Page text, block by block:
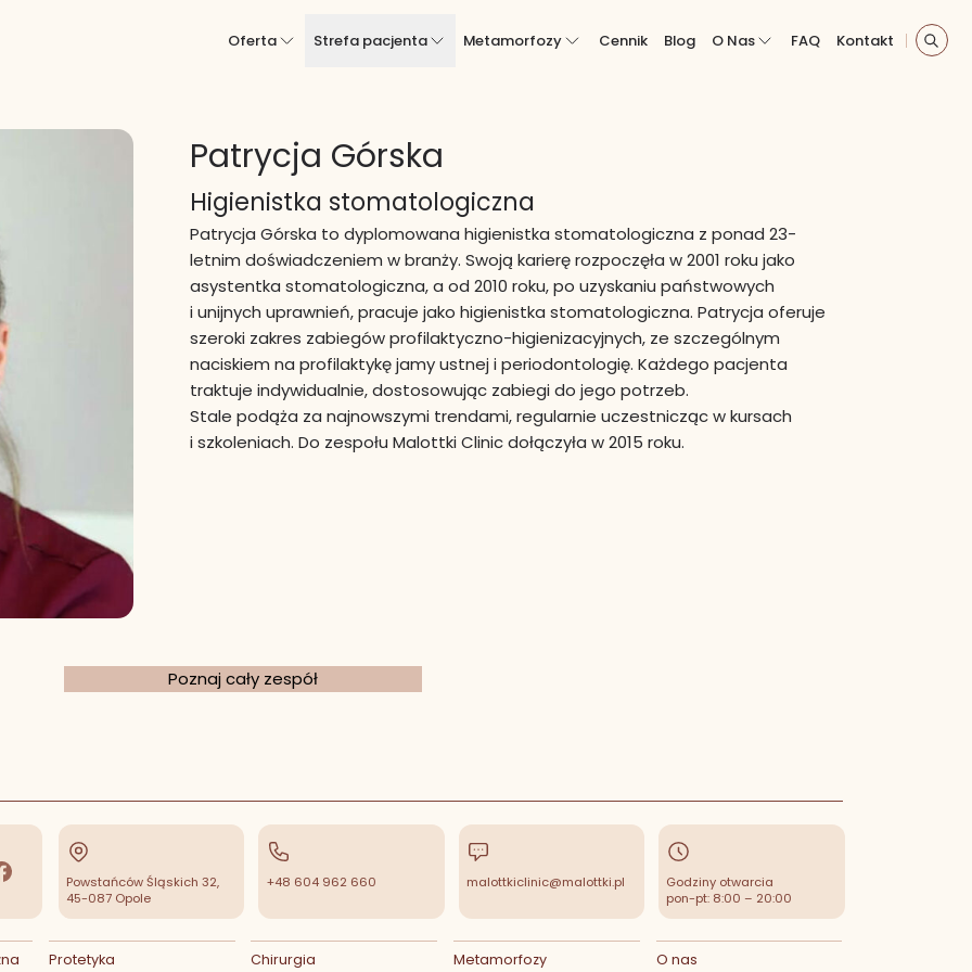
Oferta Strefa pacjenta Metamorfozy Cennik Blog O Nas FAQ Kontakt
Patrycja Górska
Higienistka stomatologiczna
Patrycja Górska to dyplomowana higienistka stomatologiczna z ponad 23-
letnim doświadczeniem w branży. Swoją karierę rozpoczęła w 2001 roku jako
asystentka stomatologiczna, a od 2010 roku, po uzyskaniu państwowych
i unijnych uprawnień, pracuje jako higienistka stomatologiczna. Patrycja oferuje
szeroki zakres zabiegów profilaktyczno-higienizacyjnych, ze szczególnym
naciskiem na profilaktykę jamy ustnej i periodontologię. Każdego pacjenta
traktuje indywidualnie, dostosowując zabiegi do jego potrzeb.
Stale podąża za najnowszymi trendami, regularnie uczestnicząc w kursach
i szkoleniach. Do zespołu Malottki Clinic dołączyła w 2015 roku.
Poznaj cały zespół
Facebook
Powstańców Śląskich 32,
45-087 Opole
+48 604 962 660 malottkiclinic@malottki.pl
Godziny otwarcia
pon-pt: 8:00 – 20:00
Protetyka
Chirurgia
Metamorfozy O nas